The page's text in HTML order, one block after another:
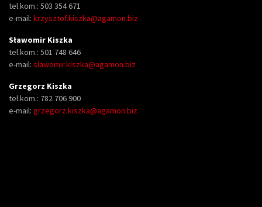
tel.kom.: 503 354 671
e-mail: krzysztof.kiszka@agamon.biz
Sławomir Kiszka
tel.kom.: 501 748 646
e-mail: slawomir.kiszka@agamon.biz
Grzegorz Kiszka
tel.kom.: 782 706 900
e-mail: grzegorz.kiszka@agamon.biz